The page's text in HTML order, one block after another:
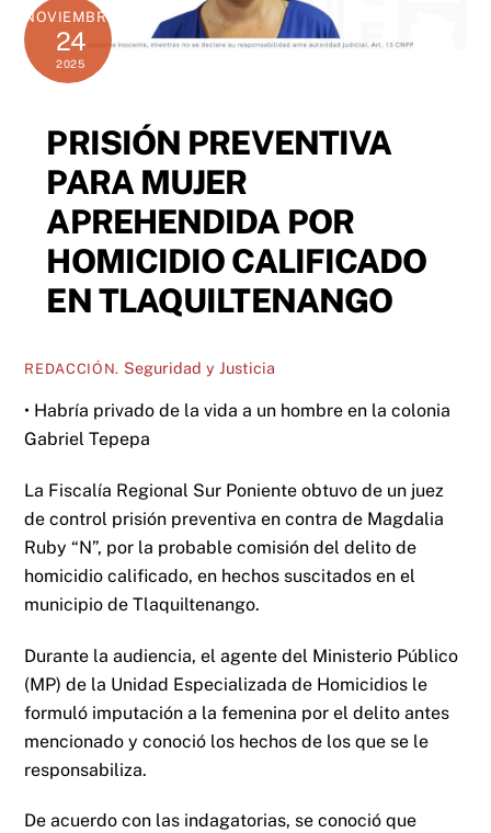
NOVIEMBRE
24
2025
PRISIÓN PREVENTIVA
PARA MUJER
APREHENDIDA POR
HOMICIDIO CALIFICADO
EN TLAQUILTENANGO
REDACCIÓN. Seguridad y Justicia
• Habría privado de la vida a un hombre en la colonia
Gabriel Tepepa
La Fiscalía Regional Sur Poniente obtuvo de un juez
de control prisión preventiva en contra de Magdalia
Ruby “N”, por la probable comisión del delito de
homicidio calificado, en hechos suscitados en el
municipio de Tlaquiltenango.
Durante la audiencia, el agente del Ministerio Público
(MP) de la Unidad Especializada de Homicidios le
formuló imputación a la femenina por el delito antes
mencionado y conoció los hechos de los que se le
responsabiliza.
De acuerdo con las indagatorias, se conoció que